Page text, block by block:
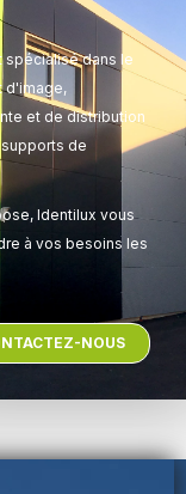
spécialisé dans le
d'image,
et de distribution
supports de
Identilux vous
à vos besoins les
NOUS